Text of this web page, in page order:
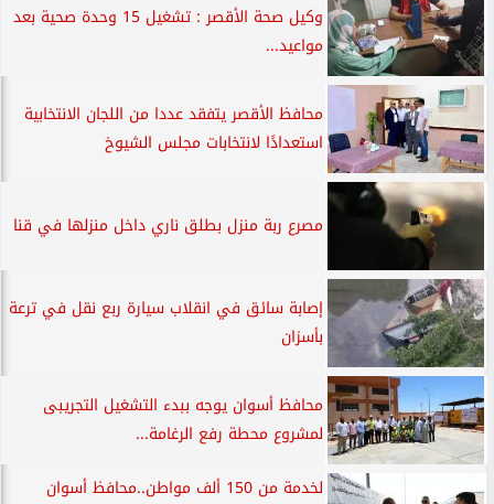
وكيل صحة الأقصر : تشغيل 15 وحدة صحية بعد
مواعيد...
محافظ الأقصر يتفقد عددا من اللجان الانتخابية
استعدادًا لانتخابات مجلس الشيوخ
مصرع ربة منزل بطلق ناري داخل منزلها في قنا
إصابة سائق في انقلاب سيارة ربع نقل في ترعة
بأسزان
محافظ أسوان يوجه ببدء التشغيل التجريبى
لمشروع محطة رفع الرغامة...
لخدمة من 150 ألف مواطن..محافظ أسوان